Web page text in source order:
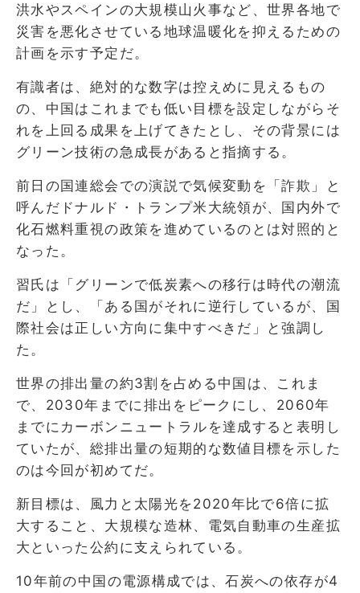
洪水やスペインの大規模山火事など、世界各地で
災害を悪化させている地球温暖化を抑えるための
計画を示す予定だ。
有識者は、絶対的な数字は控えめに見えるもの
の、中国はこれまでも低い目標を設定しながらそ
れを上回る成果を上げてきたとし、その背景には
グリーン技術の急成長があると指摘する。
前日の国連総会での演説で気候変動を「詐欺」と
呼んだドナルド・トランプ米大統領が、国内外で
化石燃料重視の政策を進めているのとは対照的と
なった。
習氏は「グリーンで低炭素への移行は時代の潮流
だ」とし、「ある国がそれに逆行しているが、国
際社会は正しい方向に集中すべきだ」と強調し
た。
世界の排出量の約3割を占める中国は、これま
で、2030年までに排出をピークにし、2060年
までにカーボンニュートラルを達成すると表明し
ていたが、総排出量の短期的な数値目標を示した
のは今回が初めてだ。
新目標は、風力と太陽光を2020年比で6倍に拡
大すること、大規模な造林、電気自動車の生産拡
大といった公約に支えられている。
10年前の中国の電源構成では、石炭への依存が4